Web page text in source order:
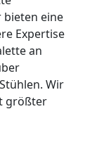
eine
Expertise
an
Wir
größter